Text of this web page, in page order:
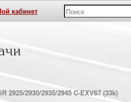
кабинет
2925/2930/2935/2945 C-EXV67 (33k)